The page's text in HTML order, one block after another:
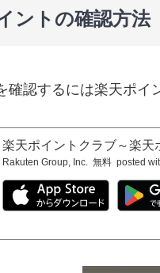
ントの確認方法
確認するには楽天ポイ
楽天ポイントクラブ～楽天
Rakuten Group, Inc. 無料 posted